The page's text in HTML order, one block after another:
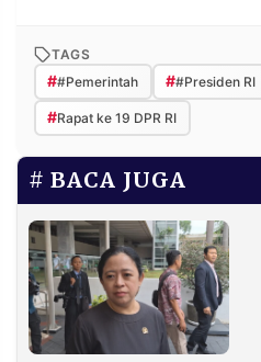
TAGS
##Pemerintah ##Presiden RI
#Rapat ke 19 DPR RI
BACA JUGA